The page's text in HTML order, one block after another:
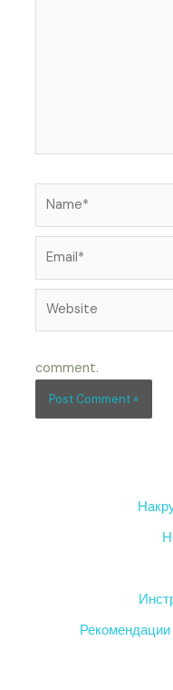
comment.
Рекомендации